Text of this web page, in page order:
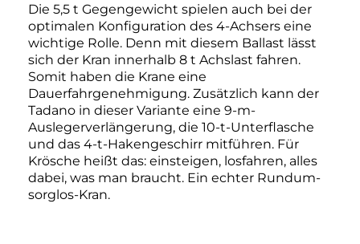
Die 5,5 t Gegengewicht spielen auch bei der
optimalen Konfiguration des 4-Achsers eine
wichtige Rolle. Denn mit diesem Ballast lässt
sich der Kran innerhalb 8 t Achslast fahren.
Somit haben die Krane eine
Dauerfahrgenehmigung. Zusätzlich kann der
Tadano in dieser Variante eine 9-m-
Auslegerverlängerung, die 10-t-Unterflasche
und das 4-t-Hakengeschirr mitführen. Für
Krösche heißt das: einsteigen, losfahren, alles
dabei, was man braucht. Ein echter Rundum-
sorglos-Kran.